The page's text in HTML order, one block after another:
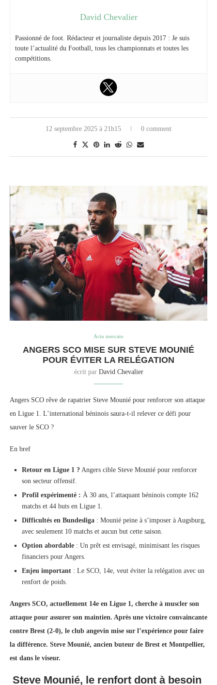
David Chevalier
Passionné de foot. Rédacteur et journaliste depuis 2017 : Je suis
toute l’actualité du Football, tous les championnats et toutes les
compétitions.
12 septembre 2025 à 21h15 0 comment
Actu mercato
ANGERS SCO MISE SUR STEVE MOUNIÉ
POUR ÉVITER LA RELÉGATION
écrit par David Chevalier
Angers SCO rêve de rapatrier Steve Mounié pour renforcer son attaque
en Ligue 1. L’international béninois saura-t-il relever ce défi pour
sauver le SCO ?
En bref
Retour en Ligue 1 ? Angers cible Steve Mounié pour renforcer
son secteur offensif.
Profil expérimenté : À 30 ans, l’attaquant béninois compte 162
matchs et 44 buts en Ligue 1.
Difficultés en Bundesliga : Mounié peine à s’imposer à Augsburg,
avec seulement 10 matchs et aucun but cette saison.
Option abordable : Un prêt est envisagé, minimisant les risques
financiers pour Angers.
Enjeu important : Le SCO, 14e, veut éviter la relégation avec un
renfort de poids.
Angers SCO, actuellement 14e en Ligue 1, cherche à muscler son
attaque pour assurer son maintien. Après une victoire convaincante
contre Brest (2-0), le club angevin mise sur l’expérience pour faire
la différence. Steve Mounié, ancien buteur de Brest et Montpellier,
est dans le viseur.
Steve Mounié, le renfort dont à besoin